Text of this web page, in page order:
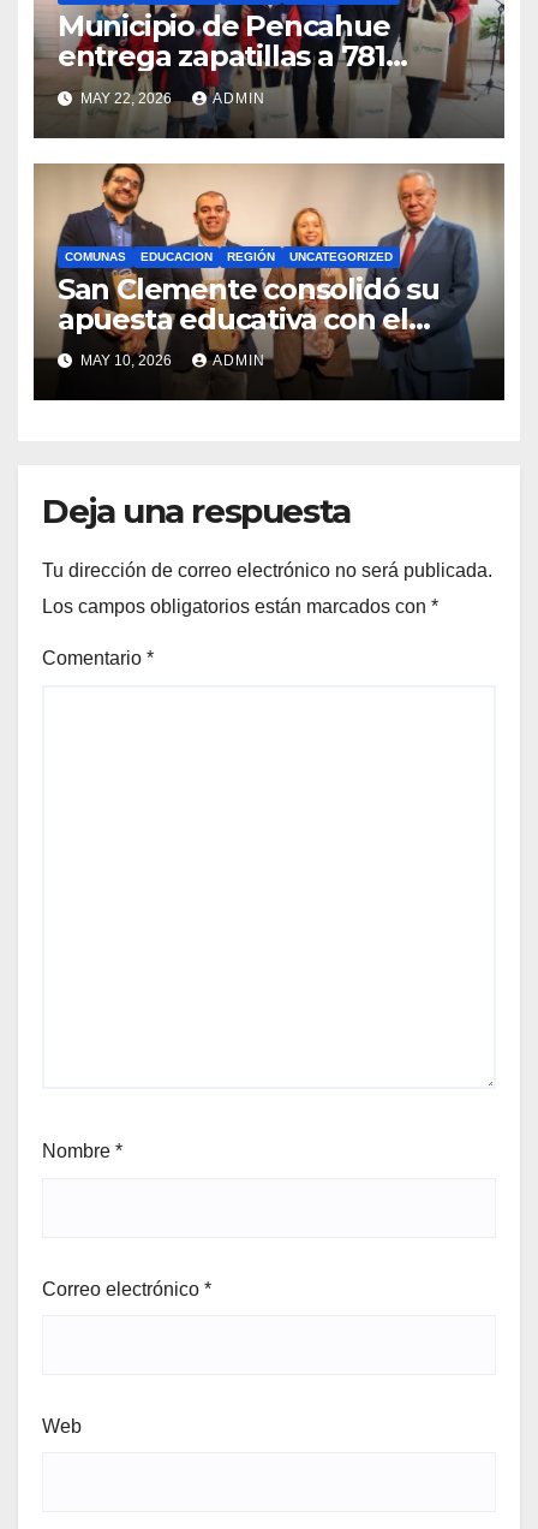
Municipio de Pencahue
entrega zapatillas a 781
estudiantes con recursos del
Royalty Minero
MAY 22, 2026 ADMIN
COMUNAS EDUCACION REGIÓN UNCATEGORIZED
San Clemente consolidó su
apuesta educativa con el
lanzamiento del
Preuniversitario Brotes 2026
MAY 10, 2026 ADMIN
Deja una respuesta
Tu dirección de correo electrónico no será publicada.
Los campos obligatorios están marcados con *
Comentario *
Nombre *
Correo electrónico *
Web